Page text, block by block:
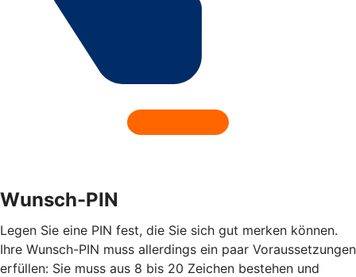
Wunsch-PIN
Legen Sie eine PIN fest, die Sie sich gut merken können.
Ihre Wunsch-PIN muss allerdings ein paar Voraussetzungen
erfüllen: Sie muss aus 8 bis 20 Zeichen bestehen und